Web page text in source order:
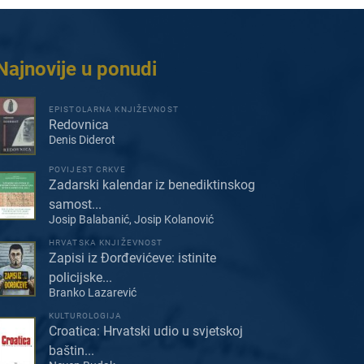
u ponudi
EPISTOLARNA KNJIŽEVNOST
Redovnica
Denis Diderot
POVIJEST CRKVE
Zadarski kalendar iz benediktinskog
samost...
Josip Balabanić, Josip Kolanović
HRVATSKA KNJIŽEVNOST
Zapisi iz Đorđevićeve: istinite
policijske...
Branko Lazarević
KULTUROLOGIJA
Croatica: Hrvatski udio u svjetskoj
baštin...